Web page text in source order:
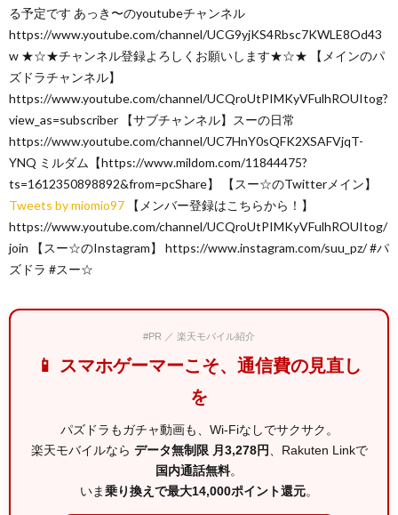
る予定です あっき〜のyoutubeチャンネル
https://www.youtube.com/channel/UCG9yjKS4Rbsc7KWLE8Od43
w ★☆★チャンネル登録よろしくお願いします★☆★ 【メインのパ
ズドラチャンネル】
https://www.youtube.com/channel/UCQroUtPIMKyVFulhROUItog?
view_as=subscriber 【サブチャンネル】スーの日常
https://www.youtube.com/channel/UC7HnY0sQFK2XSAFVjqT-
YNQ ミルダム【https://www.mildom.com/11844475?
ts=1612350898892&from=pcShare】 【スー☆のTwitterメイン】
Tweets by miomio97 【メンバー登録はこちらから！】
https://www.youtube.com/channel/UCQroUtPIMKyVFulhROUItog/
join 【スー☆のInstagram】 https://www.instagram.com/suu_pz/ #パ
ズドラ #スー☆
#PR ／ 楽天モバイル紹介
📱 スマホゲーマーこそ、通信費の見直し
を
パズドラもガチャ動画も、Wi-Fiなしでサクサク。
楽天モバイルなら データ無制限 月3,278円 、Rakuten Linkで
国内通話無料。
いま乗り換えで最大14,000ポイント還元。